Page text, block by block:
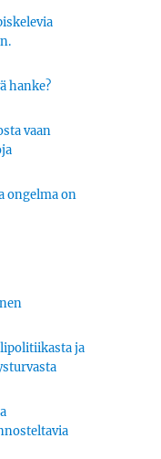
hanke?
vaan
ongelma on
ja